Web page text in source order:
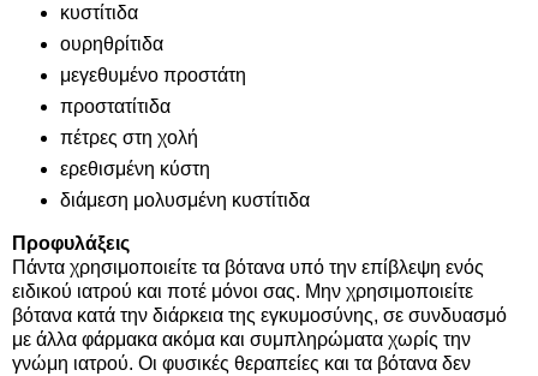
κυστίτιδα
ουρηθρίτιδα
μεγεθυμένο προστάτη
προστατίτιδα
πέτρες στη χολή
ερεθισμένη κύστη
διάμεση μολυσμένη κυστίτιδα
Προφυλάξεις
Πάντα χρησιμοποιείτε τα βότανα υπό την επίβλεψη ενός
ειδικού ιατρού και ποτέ μόνοι σας. Μην χρησιμοποιείτε
βότανα κατά την διάρκεια της εγκυμοσύνης, σε συνδυασμό
με άλλα φάρμακα ακόμα και συμπληρώματα χωρίς την
γνώμη ιατρού. Οι φυσικές θεραπείες και τα βότανα δεν